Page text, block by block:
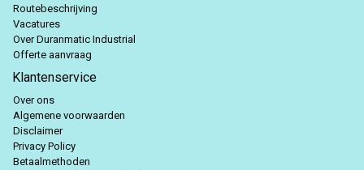
Routebeschrijving
Vacatures
Over Duranmatic Industrial
Offerte aanvraag
Klantenservice
Over ons
Algemene voorwaarden
Disclaimer
Privacy Policy
Betaalmethoden